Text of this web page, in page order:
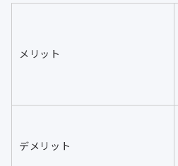
メリット
デメリット